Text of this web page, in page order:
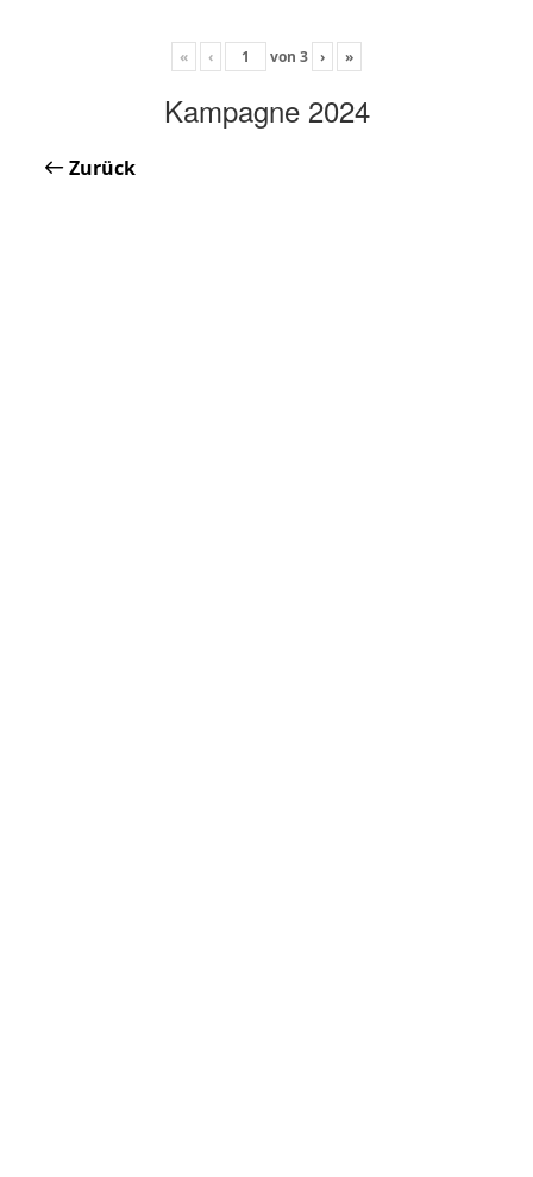
« ‹ von 3 › »
Kampagne 2024
Zurück